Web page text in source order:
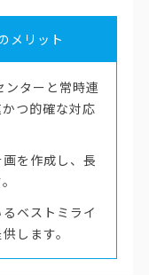
メリット
ンターと常時連
つ的確な対応
を作成し、長
ベストミライ
します。